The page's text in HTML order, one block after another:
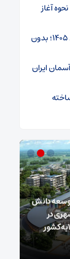
آغاز
فروش فوری خودروهای وارداتی مرداد ۱۴۰۵؛ بدون
ایران
توسعه دانش
در
بن‌بست ماندند/انحراف از طرح جامع ۱۳۸۶ به کشور